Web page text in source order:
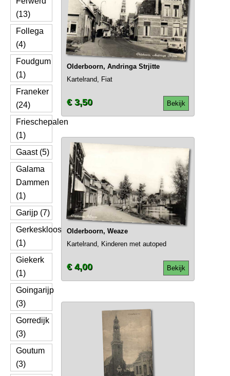
(13)
Follega
(4)
Foudgum
(1)
Franeker
(24)
Frieschepalen
(1)
Gaast (5)
Galama
Dammen
(1)
Garijp (7)
Gerkesklooster
(1)
Giekerk
(1)
Goingarijp
(3)
Gorredijk
(3)
Goutum
(3)
Olderboorn, Andringa Strjitte
Kartelrand, Fiat
Bekijk
€ 3,50
Olderboorn, Weaze
Kartelrand, Kinderen met autoped
Bekijk
€ 4,00